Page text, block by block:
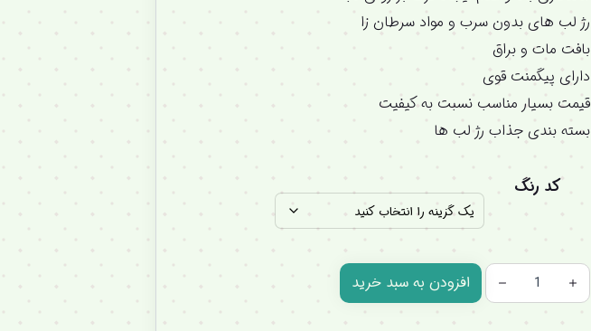
رژ لب های بدون سرب و مواد سرطان زا
بافت مات و براق
دارای پیگمنت قوی
قیمت بسیار مناسب نسبت به کیفیت
بسته بندی جذاب رژ لب ها
کد رنگ
افزودن به سبد خرید